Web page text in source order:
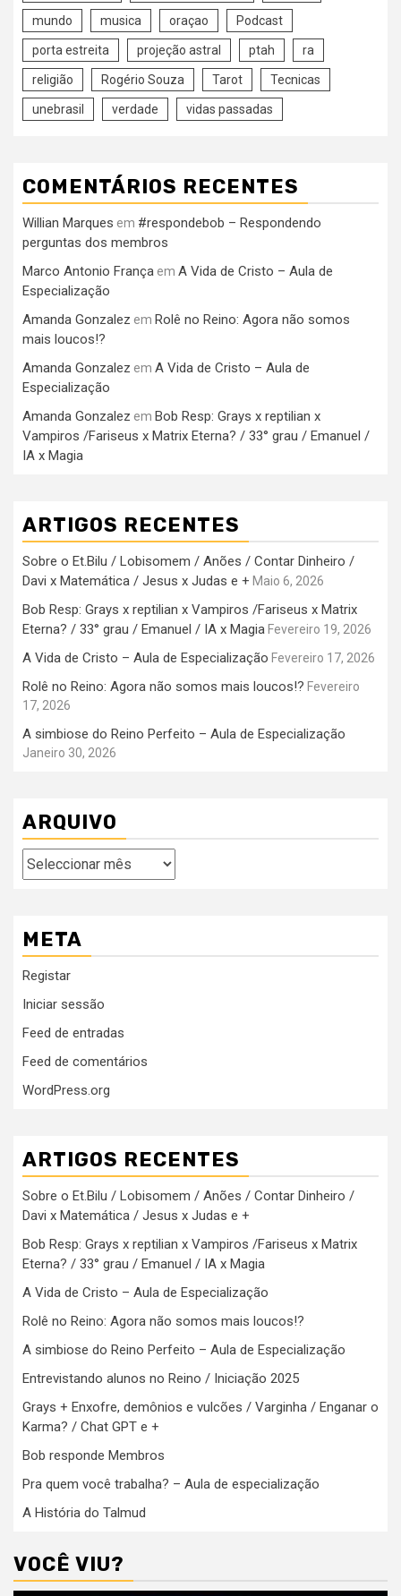
mundo musica oraçao Podcast
porta estreita projeção astral ptah ra
religião Rogério Souza Tarot Tecnicas
unebrasil verdade vidas passadas
COMENTÁRIOS RECENTES
Willian Marques em #respondebob – Respondendo
perguntas dos membros
Marco Antonio França em A Vida de Cristo – Aula de
Especialização
Amanda Gonzalez em Rolê no Reino: Agora não somos
mais loucos!?
Amanda Gonzalez em A Vida de Cristo – Aula de
Especialização
Amanda Gonzalez em Bob Resp: Grays x reptilian x
Vampiros /Fariseus x Matrix Eterna? / 33° grau / Emanuel /
IA x Magia
ARTIGOS RECENTES
Sobre o Et.Bilu / Lobisomem / Anões / Contar Dinheiro /
Davi x Matemática / Jesus x Judas e + Maio 6, 2026
Bob Resp: Grays x reptilian x Vampiros /Fariseus x Matrix
Eterna? / 33° grau / Emanuel / IA x Magia Fevereiro 19, 2026
A Vida de Cristo – Aula de Especialização Fevereiro 17, 2026
Rolê no Reino: Agora não somos mais loucos!? Fevereiro
17, 2026
A simbiose do Reino Perfeito – Aula de Especialização
Janeiro 30, 2026
ARQUIVO
Arquivo
META
Registar
Iniciar sessão
Feed de entradas
Feed de comentários
WordPress.org
ARTIGOS RECENTES
Sobre o Et.Bilu / Lobisomem / Anões / Contar Dinheiro /
Davi x Matemática / Jesus x Judas e +
Bob Resp: Grays x reptilian x Vampiros /Fariseus x Matrix
Eterna? / 33° grau / Emanuel / IA x Magia
A Vida de Cristo – Aula de Especialização
Rolê no Reino: Agora não somos mais loucos!?
A simbiose do Reino Perfeito – Aula de Especialização
Entrevistando alunos no Reino / Iniciação 2025
Grays + Enxofre, demônios e vulcões / Varginha / Enganar o
Karma? / Chat GPT e +
Bob responde Membros
Pra quem você trabalha? – Aula de especialização
A História do Talmud
VOCÊ VIU?